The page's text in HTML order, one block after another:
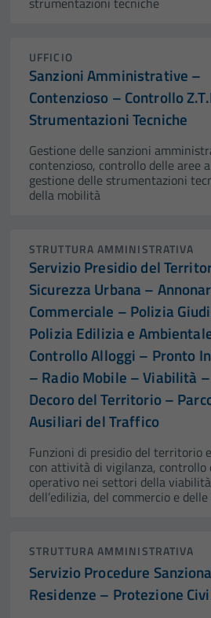
UFFICIO
Sanzioni Amministrative –
Contenzioso – Controllo
Strumentazioni Tecniche
Gestione delle sanzioni
contenzioso, controllo delle aree
gestione delle strumentazioni
della mobilità
STRUTTURA AMMINISTRATIVA
Servizio Presidio del
Sicurezza Urbana –
Commerciale – Polizia
Polizia Edilizia e
Controllo Alloggi – Pronto
– Radio Mobile – Viabilità
Decoro del Territorio –
Ausiliari del Traffico
Funzioni di presidio del territorio
con attività di vigilanza,
operativo nei settori della
dell’edilizia, del commercio e
STRUTTURA AMMINISTRATIVA
Servizio Procedure
Residenze – Protezione